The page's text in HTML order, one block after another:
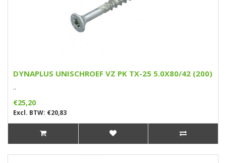
DYNAPLUS UNISCHROEF VZ PK TX-25 5.0X80/42 (200)
..
€25,20
Excl. BTW: €20,83